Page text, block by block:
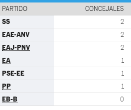
PARTIDO CONCEJALES
SS 2
EAE-ANV 2
EAJ-PNV 2
EA 1
PSE-EE 1
PP 1
EB-B 0